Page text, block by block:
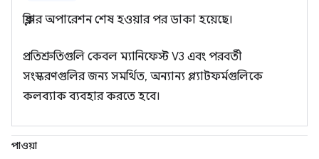
ক্লিয়ার অপারেশন শেষ হওয়ার পর ডাকা হয়েছে।
প্রতিশ্রুতিগুলি কেবল ম্যানিফেস্ট V3 এবং পরবর্তী
সংস্করণগুলির জন্য সমর্থিত, অন্যান্য প্ল্যাটফর্মগুলিকে
কলব্যাক ব্যবহার করতে হবে।
পাওয়া